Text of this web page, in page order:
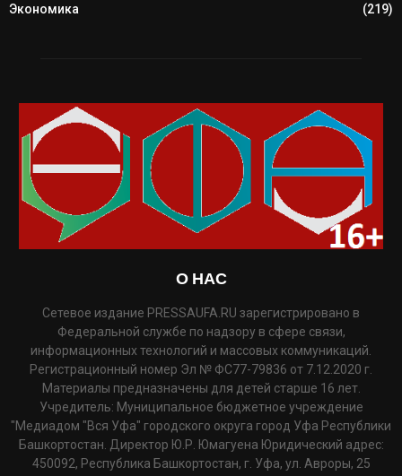
Экономика
(219)
О НАС
Сетевое издание PRESSAUFA.RU зарегистрировано в
Федеральной службе по надзору в сфере связи,
информационных технологий и массовых коммуникаций.
Регистрационный номер Эл № ФС77-79836 от 7.12.2020 г.
Материалы предназначены для детей старше 16 лет.
Учредитель: Муниципальное бюджетное учреждение
"Медиадом "Вся Уфа" городского округа город Уфа Республики
Башкортостан. Директор Ю.Р. Юмагуена Юридический адрес:
450092, Республика Башкортостан, г. Уфа, ул. Авроры, 25